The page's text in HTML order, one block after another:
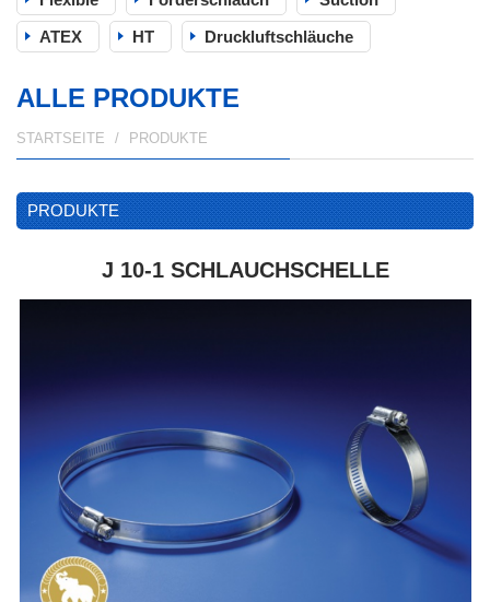
ATEX
HT Druckluftschläuche
ALLE PRODUKTE
STARTSEITE PRODUKTE
PRODUKTE
J 10-1 SCHLAUCHSCHELLE